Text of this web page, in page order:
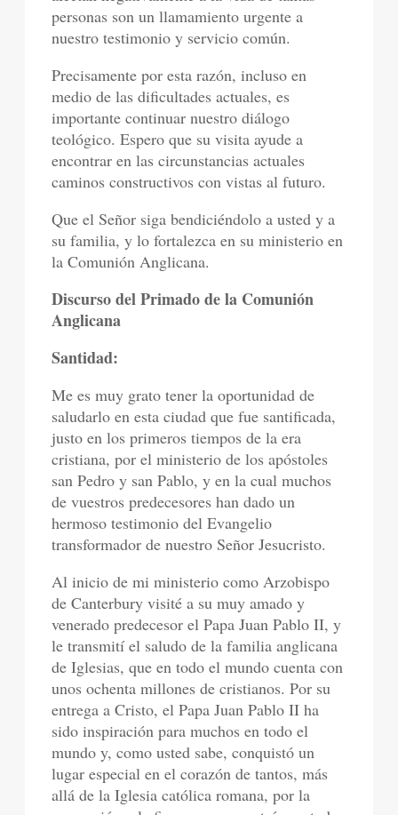
personas son un llamamiento urgente a
nuestro testimonio y servicio común.
Precisamente por esta razón, incluso en
medio de las dificultades actuales, es
importante continuar nuestro diálogo
teológico. Espero que su visita ayude a
encontrar en las circunstancias actuales
caminos constructivos con vistas al futuro.
Que el Señor siga bendiciéndolo a usted y a
su familia, y lo fortalezca en su ministerio en
la Comunión Anglicana.
Discurso del Primado de la Comunión
Anglicana
Santidad:
Me es muy grato tener la oportunidad de
saludarlo en esta ciudad que fue santificada,
justo en los primeros tiempos de la era
cristiana, por el ministerio de los apóstoles
san Pedro y san Pablo, y en la cual muchos
de vuestros predecesores han dado un
hermoso testimonio del Evangelio
transformador de nuestro Señor Jesucristo.
Al inicio de mi ministerio como Arzobispo
de Canterbury visité a su muy amado y
venerado predecesor el Papa Juan Pablo II, y
le transmití el saludo de la familia anglicana
de Iglesias, que en todo el mundo cuenta con
unos ochenta millones de cristianos. Por su
entrega a Cristo, el Papa Juan Pablo II ha
sido inspiración para muchos en todo el
mundo y, como usted sabe, conquistó un
lugar especial en el corazón de tantos, más
allá de la Iglesia católica romana, por la